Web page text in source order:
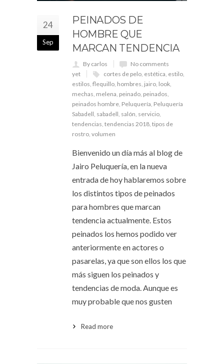
24
Sep
PEINADOS DE
HOMBRE QUE
MARCAN TENDENCIA
By carlos
No comments
yet
cortes de pelo, estética, estilo,
estilos, flequillo, hombres, jairo, look,
mechas, melena, peinado, peinados,
peinados hombre, Peluquería, Peluquería
Sabadell, sabadell, salón, servicio,
tendencias, tendencias 2018, tipos de
rostro, volumen
Bienvenido un día más al blog de
Jairo Peluquería, en la nueva
entrada de hoy hablaremos sobre
los distintos tipos de peinados
para hombres que marcan
tendencia actualmente. Estos
peinados los hemos podido ver
anteriormente en actores o
pasarelas, ya que son ellos los que
más siguen los peinados y
tendencias de moda. Aunque es
muy probable que nos gusten
Read more